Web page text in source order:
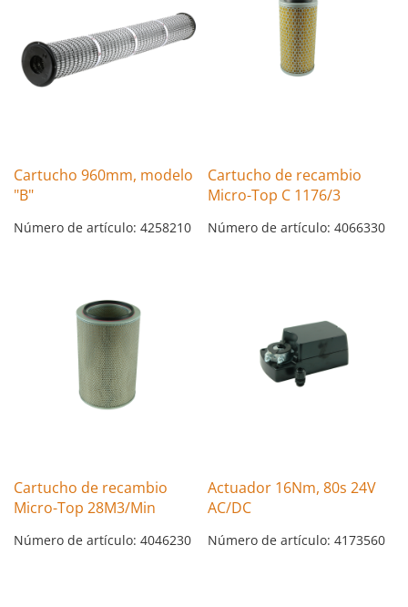
Cartucho 960mm, modelo
"B"
Número de artículo: 4258210
Cartucho de recambio
Micro-Top C 1176/3
Número de artículo: 4066330
Cartucho de recambio
Micro-Top 28M3/Min
Número de artículo: 4046230
Actuador 16Nm, 80s 24V
AC/DC
Número de artículo: 4173560